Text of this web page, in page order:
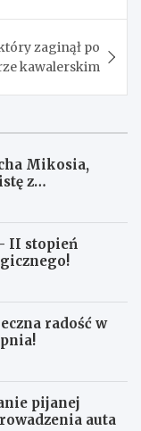
zaginął po
kawalerskim
Mikosia,
z
II stopień
radość w
pijanej
auta